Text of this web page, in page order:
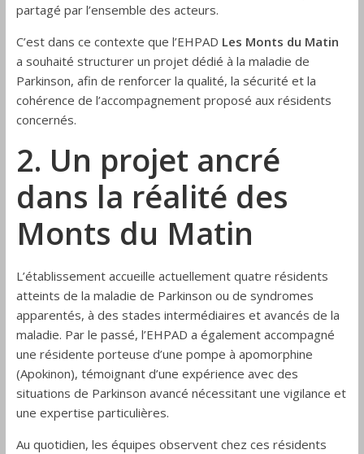
partagé par l’ensemble des acteurs.
C’est dans ce contexte que l’EHPAD Les Monts du Matin
a souhaité structurer un projet dédié à la maladie de
Parkinson, afin de renforcer la qualité, la sécurité et la
cohérence de l’accompagnement proposé aux résidents
concernés.
2. Un projet ancré
dans la réalité des
Monts du Matin
L’établissement accueille actuellement quatre résidents
atteints de la maladie de Parkinson ou de syndromes
apparentés, à des stades intermédiaires et avancés de la
maladie. Par le passé, l’EHPAD a également accompagné
une résidente porteuse d’une pompe à apomorphine
(Apokinon), témoignant d’une expérience avec des
situations de Parkinson avancé nécessitant une vigilance et
une expertise particulières.
Au quotidien, les équipes observent chez ces résidents